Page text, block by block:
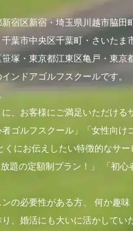
宿区新宿・埼玉県川越市脇田
葉市中央区千葉町・さいたま
塚・東京都江東区亀戸・東
ンドアゴルフスクールです。
、お客様にご満足いただける
ゴルフスクール」「女性向
にお伝えしたい特徴的なサー
題の定額制プラン！」 「初
の必要性がある方、 何か趣
、婚活にも大いに活かしてい